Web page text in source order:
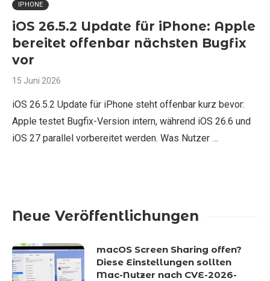
IPHONE
iOS 26.5.2 Update für iPhone: Apple
bereitet offenbar nächsten Bugfix
vor
15 Juni 2026
iOS 26.5.2 Update für iPhone steht offenbar kurz bevor:
Apple testet Bugfix-Version intern, während iOS 26.6 und
iOS 27 parallel vorbereitet werden. Was Nutzer …
Neue Veröffentlichungen
macOS Screen Sharing offen?
Diese Einstellungen sollten
Mac-Nutzer nach CVE-2026-